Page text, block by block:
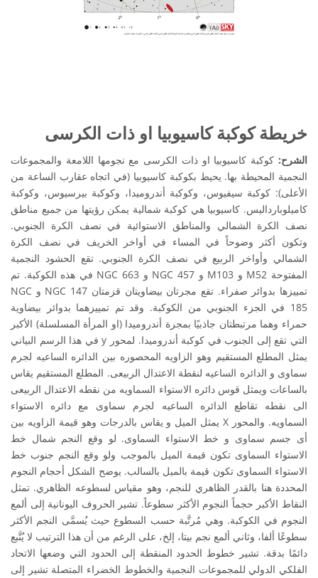
خريطة كوكبة كاسيوبيا او ذات الكرسى
الشرح: كوكبة كاسيوبيا او ذات الكرسى مع نجومها اللامعة والمجموعات
النجمية المحيطة بها. يحيط بكوكبة كاسيوبيا (في اتجاه عقارب الساعة من
الأعلى): كوكبة سيفيوس، وكوكبة أندروميدا، وكوكبة بيرسيوس، وكوكبة
كاميلوبارداليس. كاسيوبيا هي كوكبة شمالية يمكن رؤيتها من جميع مناطق
نصف الكرة الشمالي والمناطق الاستوائية في نصف الكرة الجنوبي.
وتكون أكثر وضوحاً في المساء في أواخر الخريف في نصف الكرة
الشمالي وأواخر الربيع في نصف الكرة الجنوبي. تقع الحشود النجمية
المفتوحة M52 و M103 و NGC 457 و NGC 663 في هذه الكوكبة. تم
تمييزها بدوائر صفراء. تقع مجرتان بيضاويتان قزمتان NGC 147 و NGC
185 في الجزء الجنوبي من الكوكبة. وقد تم تمييزهما بدوائر بيضاوية
حمراء وهما مرتبطتان جاذبيًا بمجرة أندروميدا (او المرأة المسلسلة) الأكبر
التي تقع إلى الجنوب في كوكبة أندروميدا. لمحور y في هذا الرسم البياني
يمثل المطلع المستقيم وهو الزاويه المحصوره بين الدائره الساعيه لجرم
سماوى و الدائره الساعيه لنقطة الاعتدال الربيعى. المطلع المستقيم يقاس
بالساعات ويمثل قوس دائره الاستواء السماويه من نقطه الاعتدال الربيعى
الى نقطه تقاطع الدائره الساعيه لجرم سماوى مع دائره الاستواء
السماويه. والمحور X يمثل الميل و يقاس بالدرجات وهو قيمة الزاويه بين
أى جسم سماوى و خط الاستواء السماوى. لو وقع النجم شمال خط
الاستواء السماوى تكون قيمة الميل بالموجب ولو وقع النجم جنوب خط
الاستواء السماوى تكون قيمة بالميل بالسالب. يوضح الشكل أحجام النجوم
المحددة هنا بالقدر الظاهري للنجم، وهو مقياس لسطوعه الظاهري. تمثل
النقاط الأكبر حجماً النجوم الأكثر سطوعاً. تشير الحروف اليونانية إلى ألمع
النجوم في الكوكبة. وهي مُرتَّبة حسب السطوع حيث يُسمَّى النجم الأكثر
سطوعًا ألفا، وثاني ألمع نجم بيتا، إلخ، على الرغم من أن هذا الترتيب لا يُتَّبع
دائمًا بدقة. تشير خطوط الحدود المنقطة إلى الحدود التي وضعها الاتحاد
الفلكي الدولي للمجموعات النجمية والخطوط الخضراء المتصلة تشير إلى